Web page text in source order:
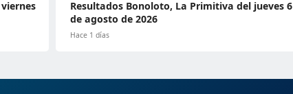
Resultados Bonoloto, La Primitiva del jueves 6
de agosto de 2026
Hace 1 días